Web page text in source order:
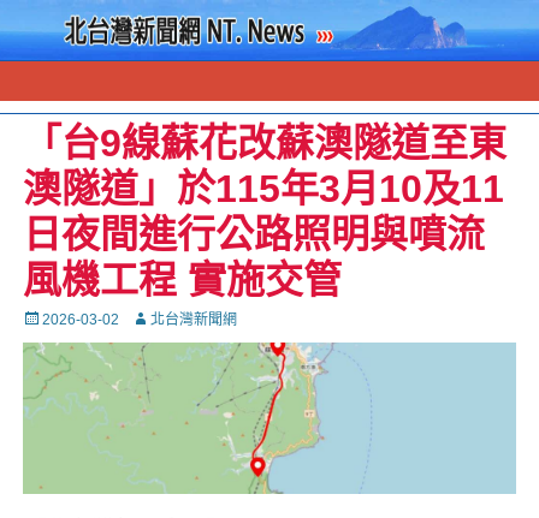
「台9線蘇花改蘇澳隧道至東
澳隧道」於115年3月10及11
日夜間進行公路照明與噴流
風機工程 實施交管
Posted
on
2026-03-02 Autor北台灣新聞網